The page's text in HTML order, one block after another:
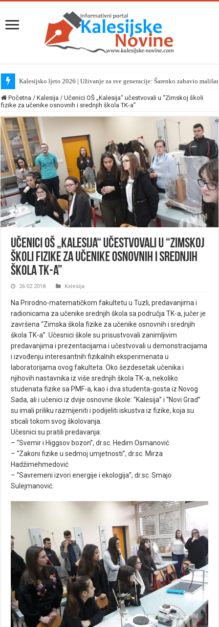
Kalesijsko ljeto 2026 | Uživanje za sve generacije: Šarenko zabavio
Početna / Kalesija / Učenici OŠ „Kalesija“ učestvovali u “Zimskoj školi
fizike za učenike osnovnih i srednjih škola TK-a”
Učenici OŠ „Kalesija“ učestvovali u “Zimskoj
školi fizike za učenike osnovnih i srednjih
škola TK-a”
26.02.2018. Kalesija
Na Prirodno-matematičkom fakultetu u Tuzli, predavanjima i
radionicama za učenike srednjih škola sa područja TK-a, jučer je
završena “Zimska škola fizike za učenike osnovnih i srednjih
škola TK-a”.Učesnici škole su prisustvovali zanimljivim
predavanjima i prezentacijama i učestvovali u demonstracijama
i izvođenju interesantnih fizikalnih eksperimenata u
laboratorijama ovog faku lteta. Oko šezdesetak učenika i
njihovih nastavnika iz više srednjih škola TK-a, nekoliko
studenata fizike sa PMF-a, kao i dva studenta-gosta iz Novog
Sada, ali i učenici iz dvije osnovne škole: “Kalesija” i “Novi Grad”
su imali priliku razmijeniti i podijeliti iskustva iz fizike, koja su
sticali tokom svog školovanja.
Učesnici su pratili predavanja:
– “Svemir i Higgsov bozon”, dr.sc. Hedim Osmanović
– “Zakoni fizike u sedmoj umjetnosti”, dr.sc. Mirza
Hadžimehmedović
– “Savremeni izvori energije i ekologija”, dr.sc. Smajo
Sulejmanović.